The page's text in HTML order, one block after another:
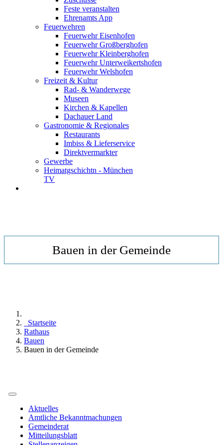
Feste veranstalten
Ehrenamts App
Feuerwehren
Feuerwehr Eisenhofen
Feuerwehr Großberghofen
Feuerwehr Kleinberghofen
Feuerwehr Unterweikertshofen
Feuerwehr Welshofen
Freizeit & Kultur
Rad- & Wanderwege
Museen
Kirchen & Kapellen
Dachauer Land
Gastronomie & Regionales
Restaurants
Imbiss & Lieferservice
Direktvermarkter
Gewerbe
Heimatgschichtn - München
TV
Bauen in der Gemeinde
Startseite
Rathaus
Bauen
Bauen in der Gemeinde
Aktuelles
Amtliche Bekanntmachungen
Gemeinderat
Mitteilungsblatt